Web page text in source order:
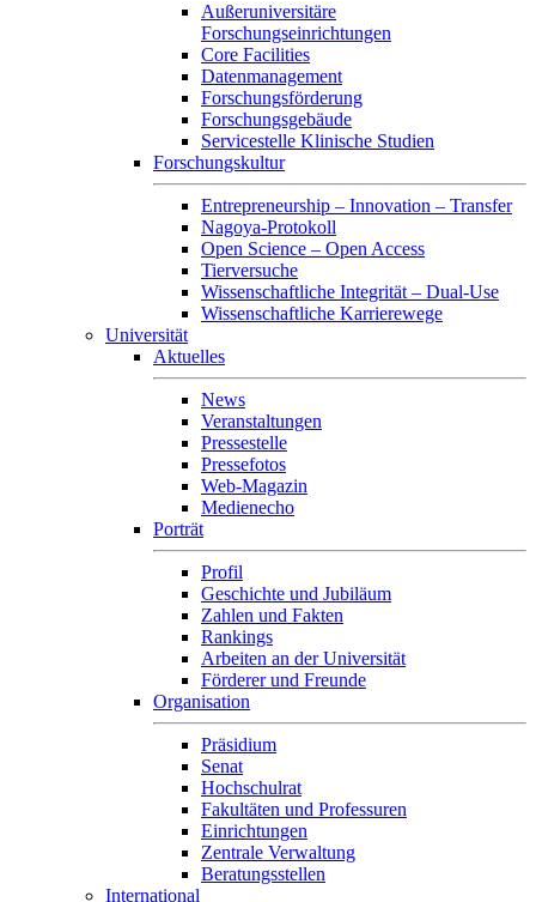
Außeruniversitäre
Forschungseinrichtungen
Core Facilities
Datenmanagement
Forschungsförderung
Forschungsgebäude
Servicestelle Klinische Studien
Forschungskultur
Entrepreneurship – Innovation – Transfer
Nagoya-Protokoll
Open Science – Open Access
Tierversuche
Wissenschaftliche Integrität – Dual-Use
Wissenschaftliche Karrierewege
Universität
Aktuelles
News
Veranstaltungen
Pressestelle
Pressefotos
Web-Magazin
Medienecho
Porträt
Profil
Geschichte und Jubiläum
Zahlen und Fakten
Rankings
Arbeiten an der Universität
Förderer und Freunde
Organisation
Präsidium
Senat
Hochschulrat
Fakultäten und Professuren
Einrichtungen
Zentrale Verwaltung
Beratungsstellen
International